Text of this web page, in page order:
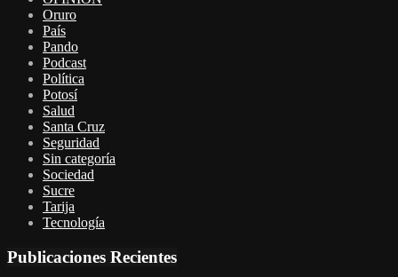
Oruro
País
Pando
Podcast
Política
Potosí
Salud
Santa Cruz
Seguridad
Sin categoría
Sociedad
Sucre
Tarija
Tecnología
Publicaciones Recientes